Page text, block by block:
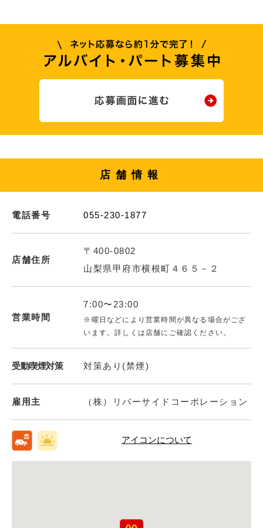
店舗情報
電話番号 055-230-1877
店舗住所
〒400-0802
山梨県甲府市横根町４６５－２
営業時間
7:00〜23:00
※曜日などにより営業時間が異なる場合がござ
います。詳しくは店舗にご確認ください。
受動喫煙対策 対策あり(禁煙)
雇用主 （株）リバーサイドコーポレーション
アイコンについて